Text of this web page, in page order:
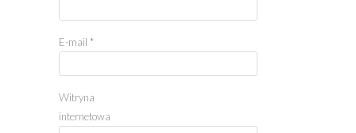
E-mail *
Witryna
internetowa